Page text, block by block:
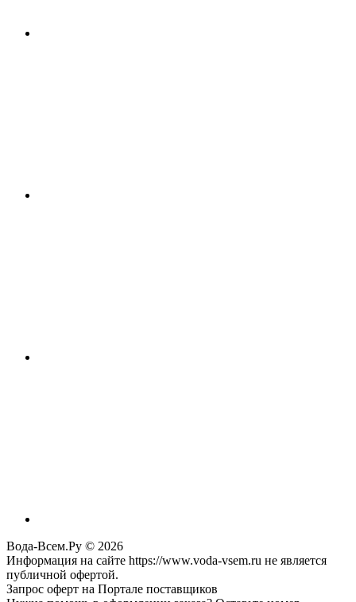
Вода-Всем.Ру © 2026
Информация на сайте https://www.voda-vsem.ru не является
публичной офертой.
Запрос оферт на Портале поставщиков